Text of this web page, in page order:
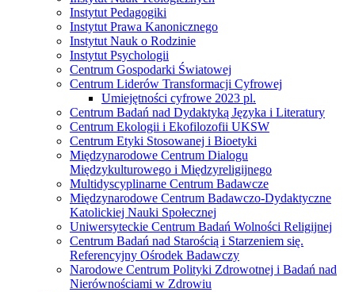
Instytut Pedagogiki
Instytut Prawa Kanonicznego
Instytut Nauk o Rodzinie
Instytut Psychologii
Centrum Gospodarki Światowej
Centrum Liderów Transformacji Cyfrowej
Umiejętności cyfrowe 2023 pl.
Centrum Badań nad Dydaktyką Języka i Literatury
Centrum Ekologii i Ekofilozofii UKSW
Centrum Etyki Stosowanej i Bioetyki
Międzynarodowe Centrum Dialogu
Międzykulturowego i Międzyreligijnego
Multidyscyplinarne Centrum Badawcze
Międzynarodowe Centrum Badawczo-Dydaktyczne
Katolickiej Nauki Społecznej
Uniwersyteckie Centrum Badań Wolności Religijnej
Centrum Badań nad Starością i Starzeniem się.
Referencyjny Ośrodek Badawczy
Narodowe Centrum Polityki Zdrowotnej i Badań nad
Nierównościami w Zdrowiu